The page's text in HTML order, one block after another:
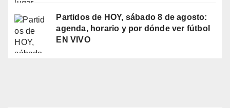
Partidos de HOY, sábado 8 de agosto:
agenda, horario y por dónde ver fútbol
EN VIVO